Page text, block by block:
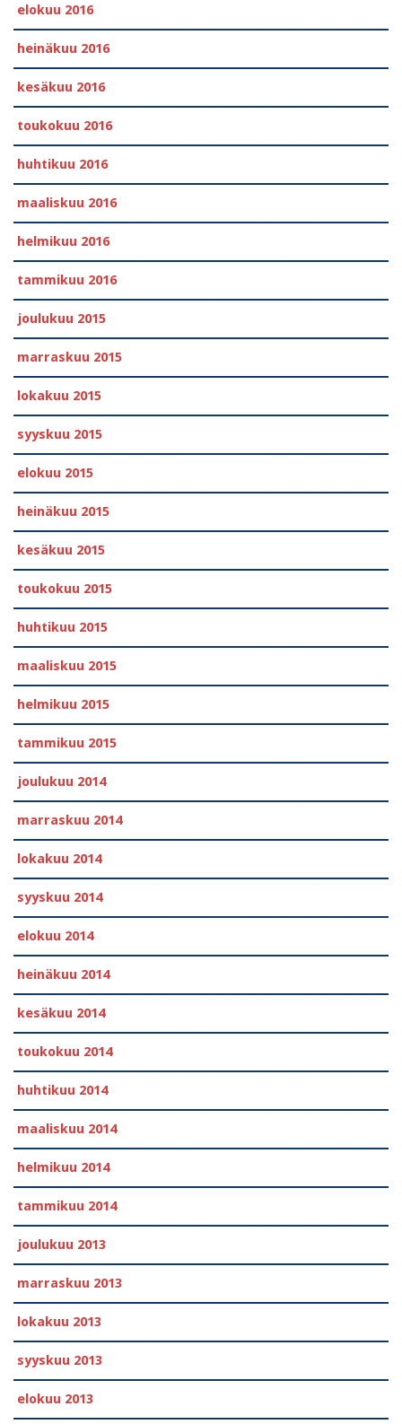
elokuu 2016
heinäkuu 2016
kesäkuu 2016
toukokuu 2016
huhtikuu 2016
maaliskuu 2016
helmikuu 2016
tammikuu 2016
joulukuu 2015
marraskuu 2015
lokakuu 2015
syyskuu 2015
elokuu 2015
heinäkuu 2015
kesäkuu 2015
toukokuu 2015
huhtikuu 2015
maaliskuu 2015
helmikuu 2015
tammikuu 2015
joulukuu 2014
marraskuu 2014
lokakuu 2014
syyskuu 2014
elokuu 2014
heinäkuu 2014
kesäkuu 2014
toukokuu 2014
huhtikuu 2014
maaliskuu 2014
helmikuu 2014
tammikuu 2014
joulukuu 2013
marraskuu 2013
lokakuu 2013
syyskuu 2013
elokuu 2013